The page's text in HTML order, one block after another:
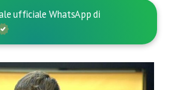
ufficiale WhatsApp di